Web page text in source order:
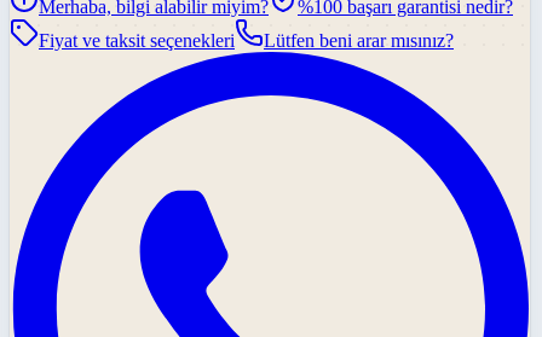
Merhaba, bilgi alabilir miyim?
%100 başarı garantisi nedir?
Fiyat ve taksit seçenekleri
Lütfen beni arar mısınız?